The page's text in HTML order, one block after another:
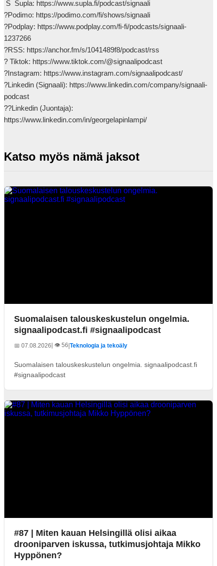
?Podimo: https://podimo.com/fi/shows/signaali
?Podplay: https://www.podplay.com/fi-fi/podcasts/signaali-
1237266
?RSS: https://anchor.fm/s/1041489f8/podcast/rss
? Tiktok: https://www.tiktok.com/@signaalipodcast
?Instagram: https://www.instagram.com/signaalipodcast/
?Linkedin (Signaali): https://www.linkedin.com/company/signaali-
podcast
??Linkedin (Juontaja):
https://www.linkedin.com/in/georgelapinlampi/
Katso myös nämä jaksot
Suomalaisen talouskeskustelun ongelmia.
signaalipodcast.fi #signaalipodcast
📅 07.08.2026| 👁️ 56 Teknologia ja tekoäly
Suomalaisen talouskeskustelun ongelmia. signaalipodcast.fi
#signaalipodcast
#87 | Miten kauan Helsingillä olisi aikaa
drooniparven iskussa, tutkimusjohtaja Mikko
Hyppönen?